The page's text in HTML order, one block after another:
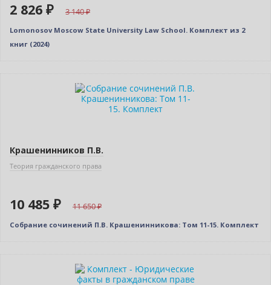
2 826 ₽ 3 140
Lomonosov Moscow State University Law School. Комплект из 2
книг (2024)
–10% (скидка 1165 ₽)
Крашенинников П.В.
Теория гражданского права
10 485 ₽ 11 650
Собрание сочинений П.В. Крашенинникова: Том 11-15. Комплект
–10% (скидка 455 ₽)